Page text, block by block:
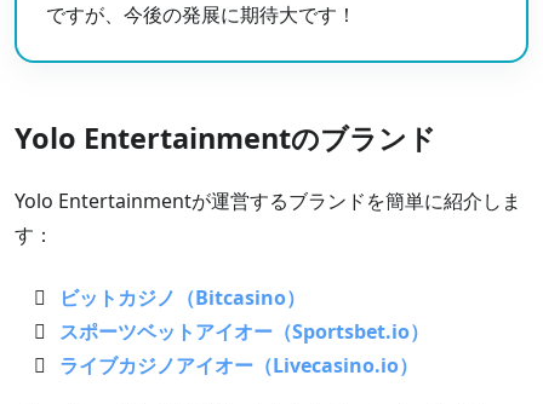
ですが、今後の発展に期待大です！
Yolo Entertainmentのブランド
Yolo Entertainmentが運営するブランドを簡単に紹介しま
す：
ビットカジノ（Bitcasino）
スポーツベットアイオー（Sportsbet.io）
ライブカジノアイオー（Livecasino.io）